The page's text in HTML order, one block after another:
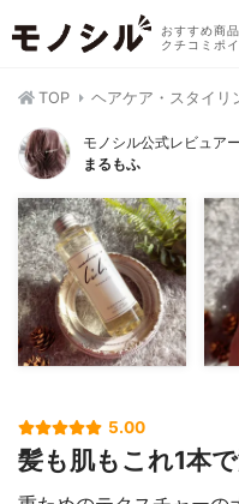
おすすめ商
クチコミポ
TOP ヘアケア・スタイリ
モノシル公式レビュア
まるもふ
5.00
髪も肌もこれ1本